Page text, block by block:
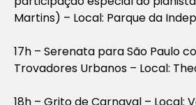
Martins) – Local: Parque da
17h – Serenata para São Paulo
Trovadores Urbanos – Local:
18h – Grito de Carnaval – Local: